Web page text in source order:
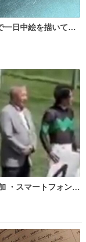
一日中絵を描いてる
る行為 ・シャツをズ
の着用 私も口